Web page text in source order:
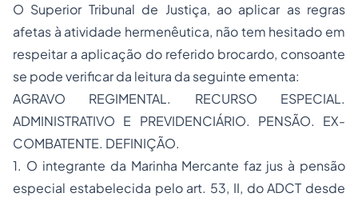
O Superior Tribunal de Justiça, ao aplicar as regras
afetas à atividade hermenêutica, não tem hesitado em
respeitar a aplicação do referido brocardo, consoante
se pode verificar da leitura da seguinte ementa:
AGRAVO REGIMENTAL. RECURSO ESPECIAL.
ADMINISTRATIVO E PREVIDENCIÁRIO. PENSÃO. EX-
COMBATENTE. DEFINIÇÃO.
1. O integrante da Marinha Mercante faz jus à pensão
especial estabelecida pelo art. 53, II, do ADCT desde